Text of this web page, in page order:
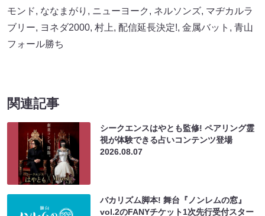
モンド, ななまがり , ニューヨーク , ネルソンズ, マヂカルラ
ブリー, ヨネダ2000, 村上, 配信延長決定!, 金属バット , 青山
フォール勝ち
関連記事
シークエンスはやとも監修! ペアリング霊
視が体験できる占いコンテンツ登場
2026.08.07
バカリズム脚本! 舞台『ノンレムの窓』
vol.2のFANYチケット1次先行受付スター